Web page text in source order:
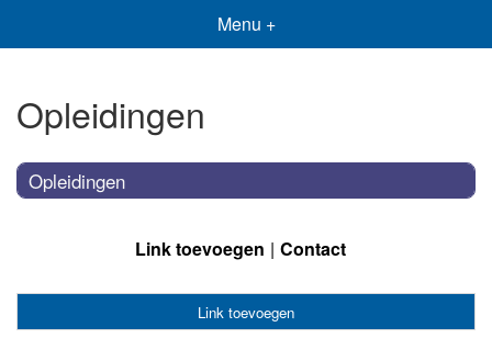
Menu +
Opleidingen
Opleidingen
Link toevoegen Contact
Link toevoegen